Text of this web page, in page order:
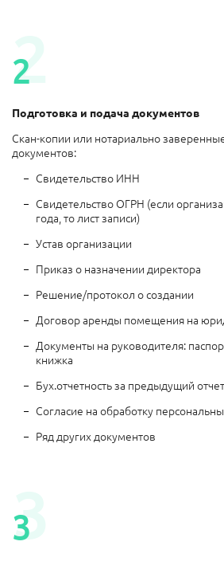
2
2
Подготовка и подача документов
Скан-копии или нотариально
документов:
Свидетельство ИНН
Свидетельство ОГРН (если
года, то лист записи)
Устав организации
Приказ о назначении директора
Решение/протокол о создании
Договор аренды помещения на
Документы на руководителя:
книжка
Бух.отчетность за предыдущий
Согласие на обработку
Ряд других документов
3
3